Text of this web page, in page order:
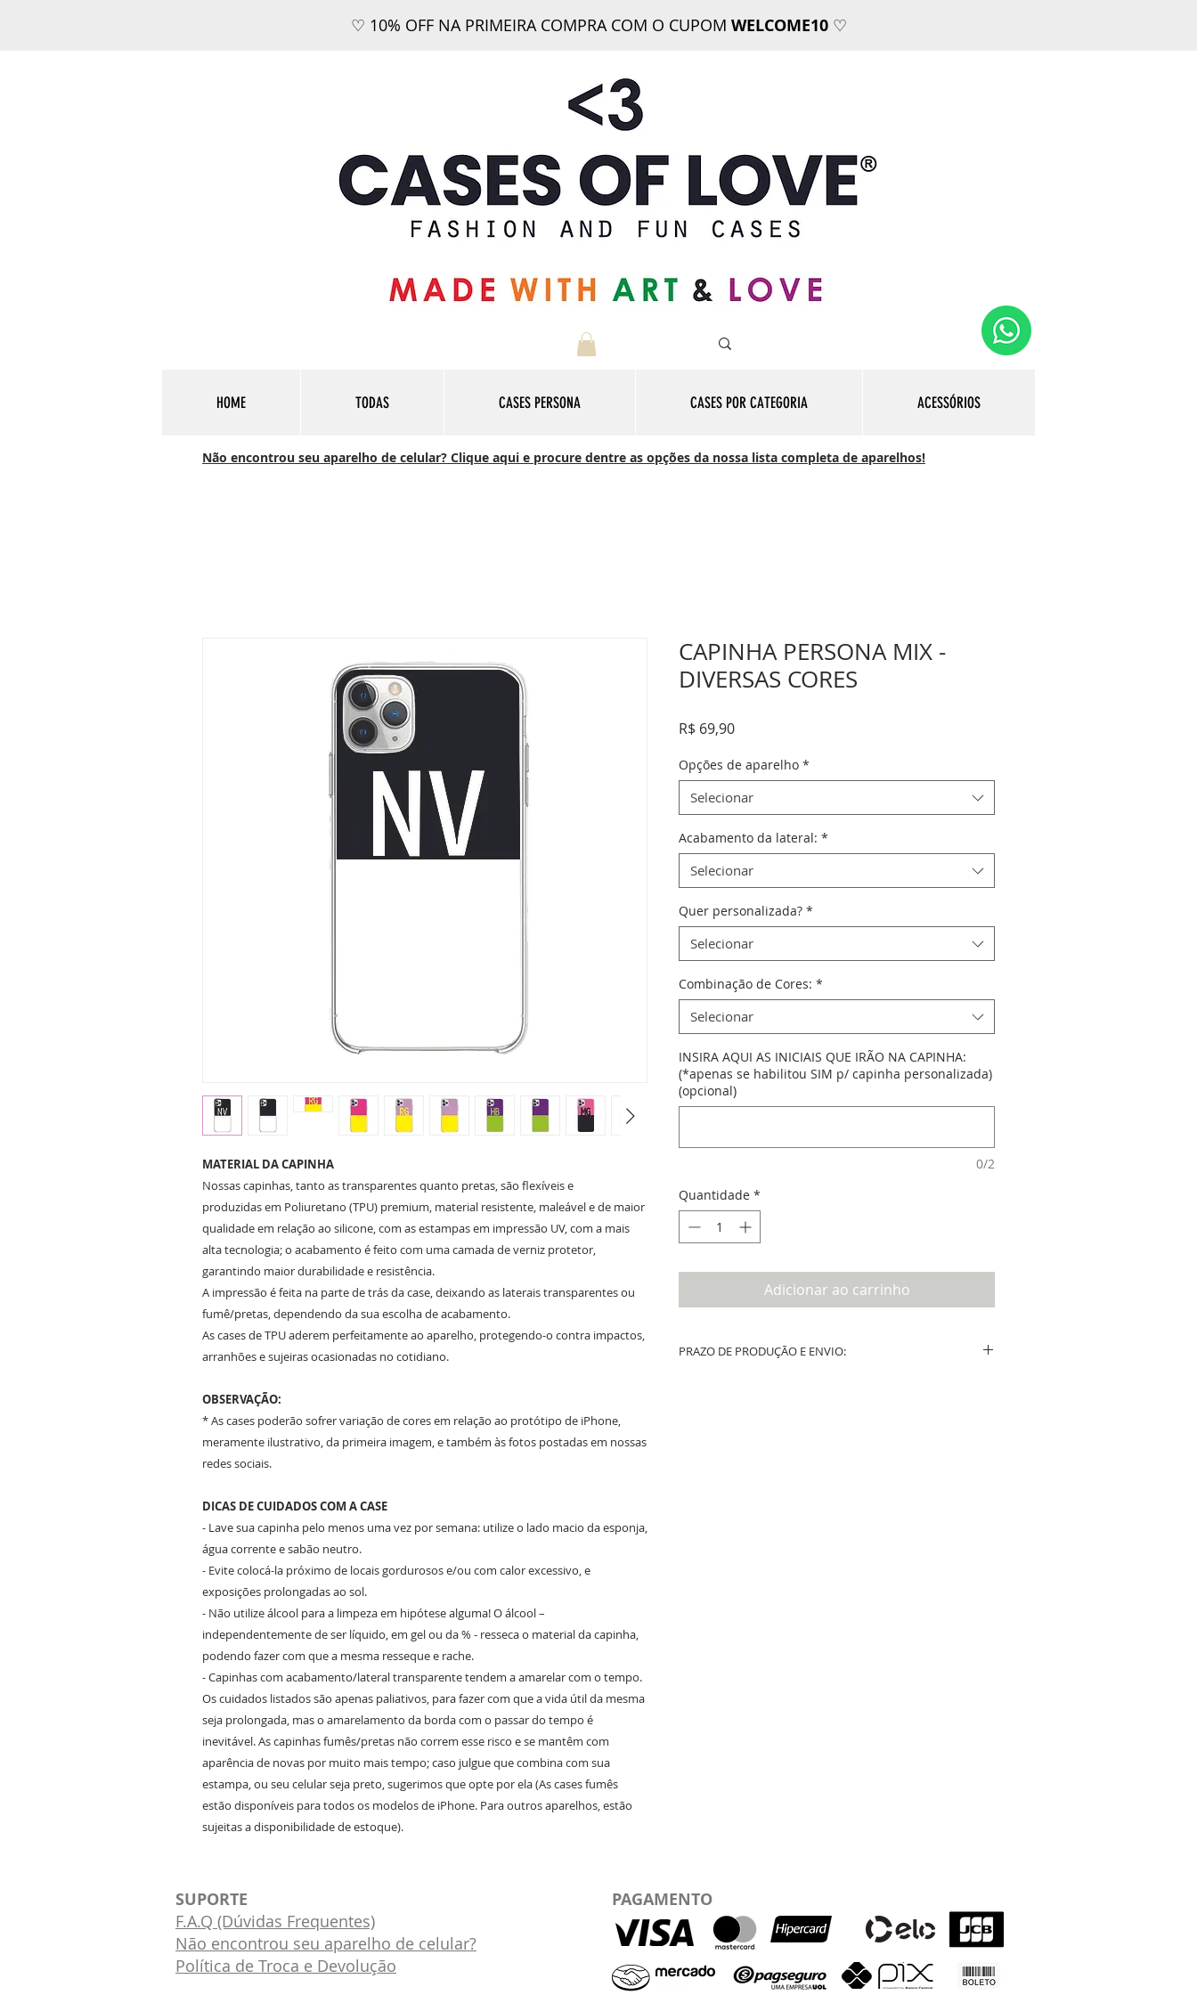
♡ 10% OFF NA PRIMEIRA COMPRA COM O CUPOM WELCOME10♡
HOME TODAS CASES PERSONA CASES POR CATEGORIA ACESSÓRIOS
Não encontrou seu aparelho de celular? Clique aqui e procure dentre as opções da nossa lista completa de aparelhos!
MATERIAL DA CAPINHA
Nossas capinhas, tanto as transparentes quanto pretas, são flexíveis e
produzidas em Poliuretano (TPU) premium, material resistente, maleável e de maior
qualidade em relação ao silicone, com as estampas em impressão UV, com a mais
alta tecnologia; o acabamento é feito com uma camada de verniz protetor,
garantindo maior durabilidade e resistência.
A impressão é feita na parte de trás da case, deixando as laterais transparentes ou
fumê/pretas, dependendo da sua escolha de acabamento.
As cases de TPU aderem perfeitamente ao aparelho, protegendo-o contra impactos,
arranhões e sujeiras ocasionadas no cotidiano.
OBSERVAÇÃO:
* As cases poderão sofrer variação de cores em relação ao protótipo de iPhone,
meramente ilustrativo, da primeira imagem, e também às fotos postadas em nossas
redes sociais.
DICAS DE CUIDADOS COM A CASE
- Lave sua capinha pelo menos uma vez por semana: utilize o lado macio da esponja,
água corrente e sabão neutro.
- Evite colocá-la próximo de locais gordurosos e/ou com calor excessivo, e
exposições prolongadas ao sol.
- Não utilize álcool para a limpeza em hipótese alguma! O álcool –
independentemente de ser líquido, em gel ou da % - resseca o material da capinha,
podendo fazer com que a mesma resseque e rache.
- Capinhas com acabamento/lateral transparente tendem a amarelar com o tempo.
Os cuidados listados são apenas paliativos, para fazer com que a vida útil da mesma
seja prolongada, mas o amarelamento da borda com o passar do tempo é
inevitável. As capinhas fumês/pretas não correm esse risco e se mantêm com
aparência de novas por muito mais tempo; caso julgue que combina com sua
estampa, ou seu celular seja preto, sugerimos que opte por ela (As cases fumês
estão disponíveis para todos os modelos de iPhone. Para outros aparelhos, estão
sujeitas a disponibilidade de estoque).
CAPINHA PERSONA MIX -
DIVERSAS CORES
R$ 69,90Preço
Opções de aparelho *
Selecionar
Acabamento da lateral: *
Selecionar
Quer personalizada? *
Selecionar
Combinação de Cores: *
Selecionar
INSIRA AQUI AS INICIAIS QUE IRÃO NA CAPINHA:
(*apenas se habilitou SIM p/ capinha personalizada)
(opcional)
0/2
Quantidade *
Adicionar ao carrinho
PRAZO DE PRODUÇÃO E ENVIO:
SUPORTE
F.A.Q (Dúvidas Frequentes)
Não encontrou seu aparelho de celular?
Política de Troca e Devolução
PAGAMENTO